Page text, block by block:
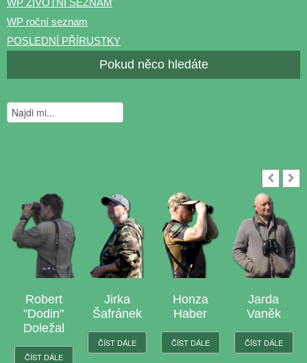
WP roční seznam
POSLEDNÍ PŘÍRUSTKY
Pokud něco hledáte
Robert
"Dodin"
Doležal
ČÍST DÁLE
Jirka
Šafránek
ČÍST DÁLE
Honza
Haber
ČÍST DÁLE
Jarda
Vaněk
ČÍST DÁLE